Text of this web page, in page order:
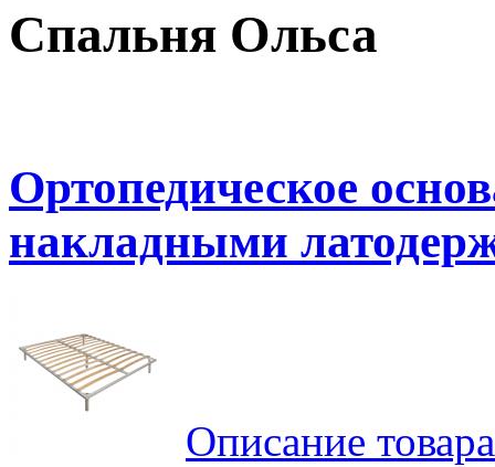
Спальня Ольса
Ортопедическое
накладными
Описание товара